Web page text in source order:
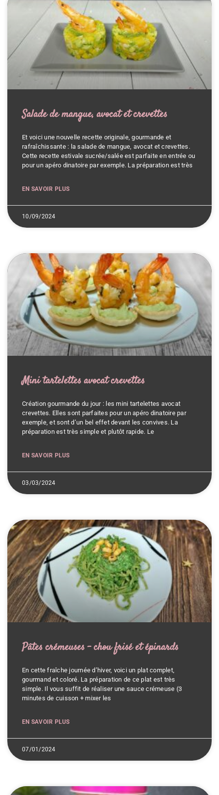
Salade de mangue, avocat et crevettes
Et voici une nouvelle recette originale, gourmande et
rafraîchissante : la salade de mangue, avocat et crevettes.
Cette recette estivale sucrée/salée est parfaite en entrée ou
pour un apéro dinatoire par exemple. La préparation est très
EN SAVOIR PLUS
10/09/2024
Mini tartelettes avocat crevettes
Création gourmande du jour : les mini tartelettes avocat
crevettes. Elles sont parfaites pour un apéro dinatoire par
exemple, et sont d’un bel effet devant les convives. La
préparation est très simple et plutôt rapide. Le
EN SAVOIR PLUS
03/03/2024
Pâtes crémeuses – chou frisé et épinards
En cette fraîche journée d’hiver, voici un plat complet,
gourmand et coloré. La préparation de ce plat est très
simple. Il vous suffit de réaliser une sauce crémeuse (3
minutes de cuisson + mixer les
EN SAVOIR PLUS
07/01/2024